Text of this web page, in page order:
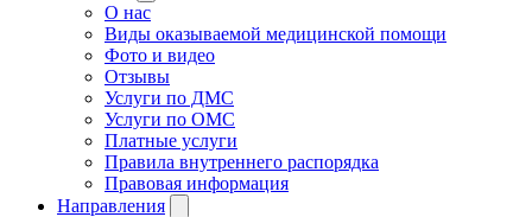
О нас
Виды оказываемой медицинской помощи
Фото и видео
Отзывы
Услуги по ДМС
Услуги по ОМС
Платные услуги
Правила внутреннего распорядка
Правовая информация
Направления